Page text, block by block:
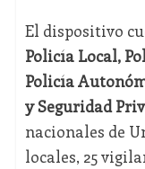
El dispositivo
Policía Local,
Policía
y Seguridad
nacionales de
locales, 25